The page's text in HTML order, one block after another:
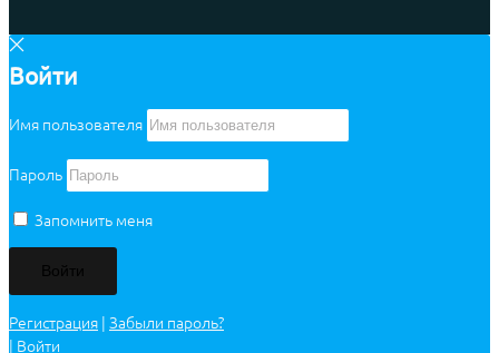
Войти
Имя пользователя
Пароль
Запомнить меня
Регистрация | Забыли пароль?
| Войти